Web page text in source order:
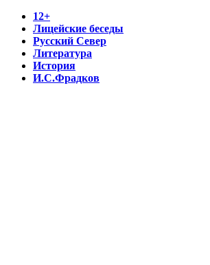
12+
Лицейские беседы
Русский Север
Литература
История
И.С.Фрадков